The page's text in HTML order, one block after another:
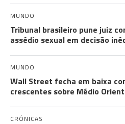
MUNDO
Tribunal brasileiro pune juiz
assédio sexual em decisão
MUNDO
Wall Street fecha em baixa
crescentes sobre Médio
CRÓNICAS